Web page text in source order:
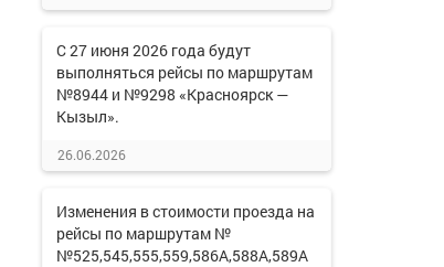
С 27 июня 2026 года будут
выполняться рейсы по маршрутам
№8944 и №9298 «Красноярск —
Кызыл».
26.06.2026
Изменения в стоимости проезда на
рейсы по маршрутам №
№525,545,555,559,586А,588А,589А